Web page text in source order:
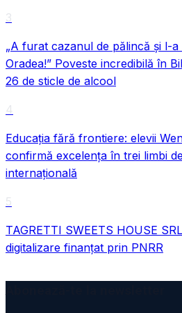
3
„A furat cazanul de pălincă și l-
Oradea!” Poveste incredibilă în
26 de sticle de alcool
4
Educația fără frontiere: elevii
confirmă excelența în trei limbi
internațională
5
TAGRETTI SWEETS HOUSE
digitalizare finanțat prin PNRR